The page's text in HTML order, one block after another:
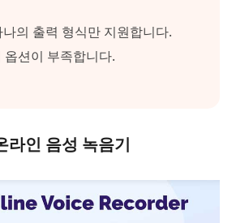
의 출력 형식만 지원합니다.
옵션이 부족합니다.
라인 음성 녹음기